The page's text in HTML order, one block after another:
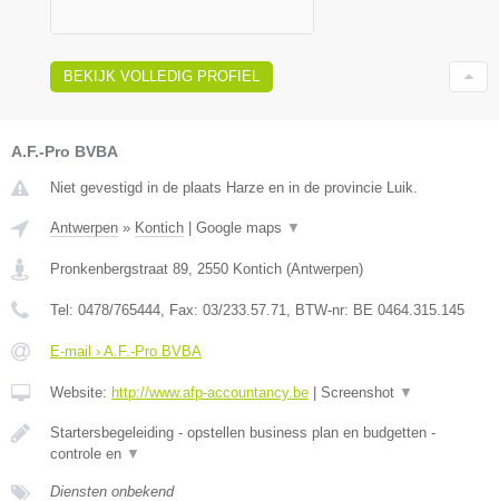
BEKIJK VOLLEDIG PROFIEL
A.F.-Pro BVBA
Niet gevestigd in de plaats Harze en in de provincie Luik.
Antwerpen » Kontich | Google maps ▼
Pronkenbergstraat 89 2550 Kontich (Antwerpen)
Tel: 0478/765444 , Fax: 03/233.57.71 , BTW-nr: BE 0464.315.145
E-mail › A.F.-Pro BVBA
Website: http://www.afp-accountancy.be | Screenshot ▼
Startersbegeleiding - opstellen business plan en budgetten -
controle en ▼
Diensten onbekend